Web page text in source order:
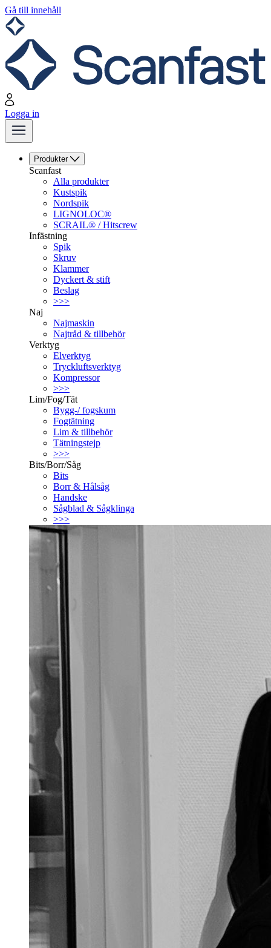
Gå till innehåll
Logga in
Produkter
Scanfast
Alla produkter
Kustspik
Nordspik
LIGNOLOC®
SCRAIL® / Hitscrew
Infästning
Spik
Skruv
Klammer
Dyckert & stift
Beslag
>>>
Naj
Najmaskin
Najtråd & tillbehör
Verktyg
Elverktyg
Tryckluftsverktyg
Kompressor
>>>
Lim/Fog/Tät
Bygg-/ fogskum
Fogtätning
Lim & tillbehör
Tätningstejp
>>>
Bits/Borr/Såg
Bits
Borr & Hålsåg
Handske
Sågblad & Sågklinga
>>>